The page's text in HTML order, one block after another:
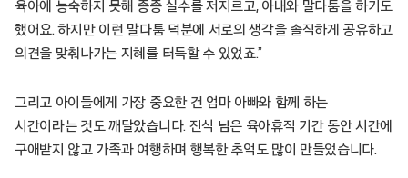
육아에 능숙하지 못해 종종 실수를 저지르고, 아내와 말다툼을 하기도
했어요. 하지만 이런 말다툼 덕분에 서로의 생각을 솔직하게 공유하고
의견을 맞춰나가는 지혜를 터득할 수 있었죠.”
그리고 아이들에게 가장 중요한 건 엄마 아빠와 함께 하는
시간이라는 것도 깨달았습니다. 진식 님은 육아휴직 기간 동안 시간에
구애받지 않고 가족과 여행하며 행복한 추억도 많이 만들었습니다.